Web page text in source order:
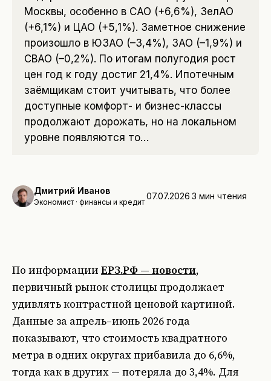
Москвы, особенно в САО (+6,6%), ЗелАО
(+6,1%) и ЦАО (+5,1%). Заметное снижение
произошло в ЮЗАО (–3,4%), ЗАО (–1,9%) и
СВАО (–0,2%). По итогам полугодия рост
цен год к году достиг 21,4%. Ипотечным
заёмщикам стоит учитывать, что более
доступные комфорт- и бизнес-классы
продолжают дорожать, но на локальном
уровне появляются то…
Дмитрий Иванов
Экономист · финансы и кредит
07.07.2026 3 мин чтения
По информации ЕРЗ.РФ — новости,
первичный рынок столицы продолжает
удивлять контрастной ценовой картиной.
Данные за апрель–июнь 2026 года
показывают, что стоимость квадратного
метра в одних округах прибавила до 6,6%,
тогда как в других — потеряла до 3,4%. Для